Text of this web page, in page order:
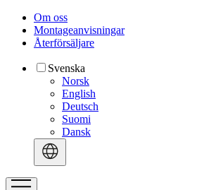
Om oss
Montageanvisningar
Återförsäljare
Svenska
Norsk
English
Deutsch
Suomi
Dansk